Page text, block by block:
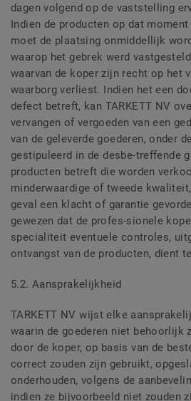
dagen volgend op de vaststelling
Indien de producten op dat
moet de plaatsing onmiddellijk
waarop het gebrek werd
waarvan de koper zijn recht op het
waarborg verliest. Indien het een
defect betreft, kan TARKETT NV
vervangen of vergoeden van een
van de geleverde goederen, onder
gestipuleerd in de desbe-treffende
producten betreft die worden
minderwaardige of tweede
geval een klacht of garantie
gewezen dat de profes-sionele
specialiteit eventuele controles,
ontvangst van de producten, dient
5.2. Aansprakelijkheid
TARKETT NV wijst elke
waarin de goederen niet behoorlijk
door de koper, op basis van de
correct zouden zijn gebruikt,
onderhouden, volgens de
indien ze bijvoorbeeld niet zouden